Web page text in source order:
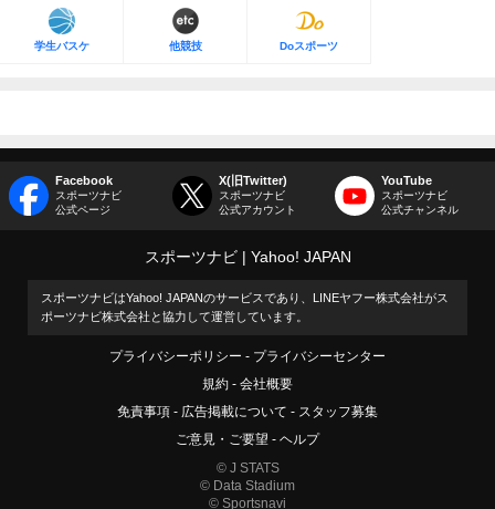
学生バスケ 他競技 Doスポーツ
Facebook
スポーツナビ
公式ページ
X(旧Twitter)
スポーツナビ
公式アカウント
YouTube
スポーツナビ
公式チャンネル
スポーツナビ Yahoo! JAPAN
スポーツナビはYahoo! JAPANのサービスであり、LINEヤフー株式会社がス
ポーツナビ株式会社と協力して運営しています。
プライバシーポリシー
プライバシーセンター
規約
会社概要
免責事項
広告掲載について
スタッフ募集
ご意見・ご要望
ヘルプ
© J STATS
© Data Stadium
© Sportsnavi